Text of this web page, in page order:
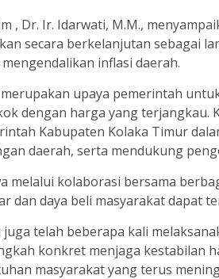
, Dr. Ir. Idarwati, M.M.,
secara berkelanjutan sebagai
inflasi daerah.
upaya pemerintah
dengan harga yang terjangkau.
Kabupaten Kolaka Timur
daerah, serta mendukung
melalui kolaborasi bersama
dan daya beli masyarakat dapat
telah beberapa kali
konkret menjaga kestabilan
masyarakat yang terus